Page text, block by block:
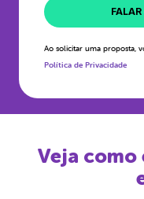
Ao solicitar uma proposta,
Política de Privacidade
Veja como